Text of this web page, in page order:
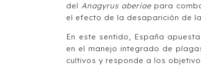
delAnagyrus aberiaepara
el efecto de la desaparición de
En este sentido, España
en el manejo integrado de
cultivos y responde a los